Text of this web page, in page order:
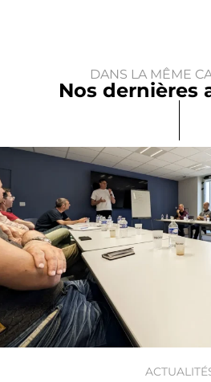
DANS LA MÊME
Nos dernières